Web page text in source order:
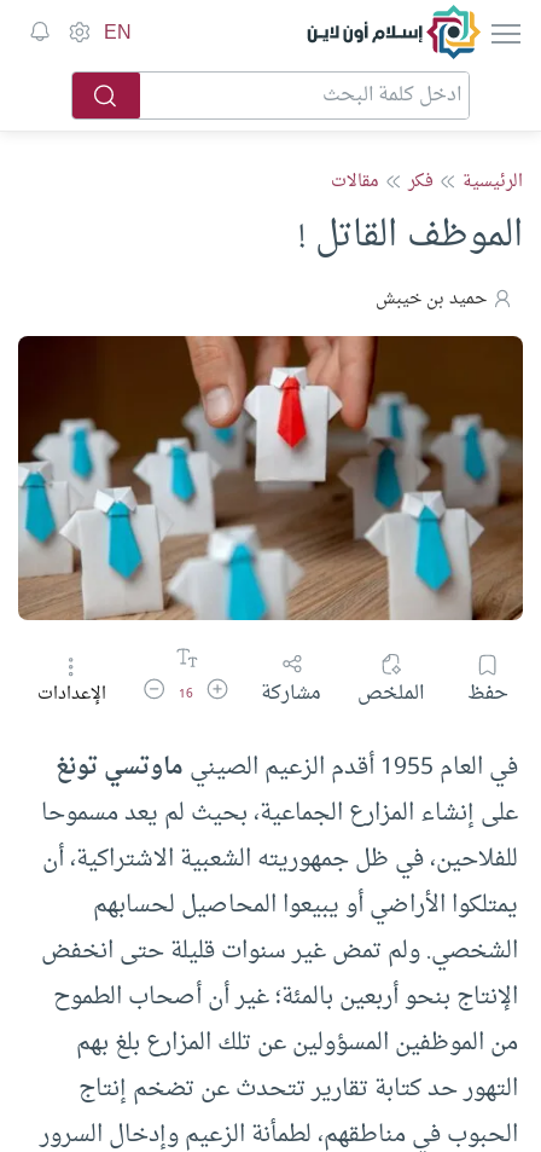
إسلام أون لاين EN
الرئيسية فكر مقالات
الموظف القاتل !
حميد بن خيبش
حفظ الملخص مشاركة زيادة حجم الخط
16 تقليل حجم الخط
الإعدادات
في العام 1955 أقدم الزعيم الصيني
ماوتسي تونغ
على إنشاء المزارع الجماعية، بحيث لم يعد مسموحا
للفلاحين، في ظل جمهوريته الشعبية الاشتراكية، أن
يمتلكوا الأراضي أو يبيعوا المحاصيل لحسابهم
الشخصي. ولم تمض غير سنوات قليلة حتى انخفض
الإنتاج بنحو أربعين بالمئة؛ غير أن أصحاب الطموح
من الموظفين المسؤولين عن تلك المزارع بلغ بهم
التهور حد كتابة تقارير تتحدث عن تضخم إنتاج
الحبوب في مناطقهم، لطمأنة الزعيم وإدخال السرور